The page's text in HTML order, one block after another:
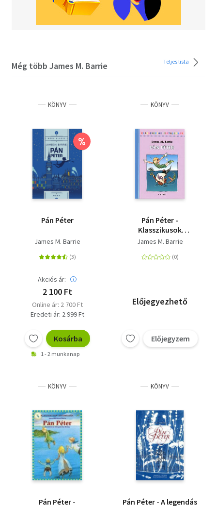
Még több James M. Barrie Teljes lista
KÖNYV
%
Pán Péter
James M. Barrie
Akciós ár:
2 100 Ft
Online ár: 2 700 Ft
Eredeti ár: 2 999 Ft
Kosárba
1 - 2 munkanap
KÖNYV
Pán Péter -
Klasszikusok
fiataloknak
James M. Barrie
Előjegyezhető
Előjegyzem
KÖNYV
Pán Péter -
KÖNYV
Pán Péter - A legendás